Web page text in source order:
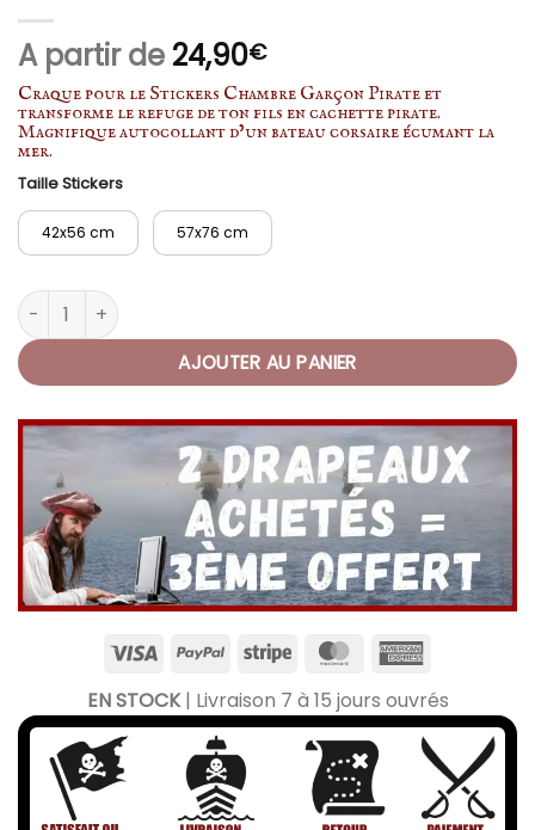
A partir de 24,90€
Craque pour le Stickers Chambre Garçon Pirate et
transforme le refuge de ton fils en cachette pirate.
Magnifique autocollant d’un bateau corsaire écumant la
mer.
Taille Stickers
42x56 cm 57x76 cm
quantité de Stickers Pirate Chambre Garçon
AJOUTER AU PANIER
EN STOCK| Livraison 7 à 15 jours ouvrés